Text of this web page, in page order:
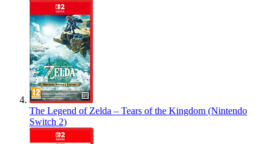
The Legend of Zelda – Tears of the Kingdom (Nintendo
Switch 2)